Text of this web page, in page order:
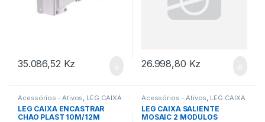
35.086,52 Kz 26.998,80 Kz
Acessórios - Ativos, LEG CAIXA
LEG CAIXA ENCASTRAR
CHAO PLAST 10M/12M
Acessórios - Ativos, LEG CAIXA
LEG CAIXA SALIENTE
MOSAIC 2 MODULOS